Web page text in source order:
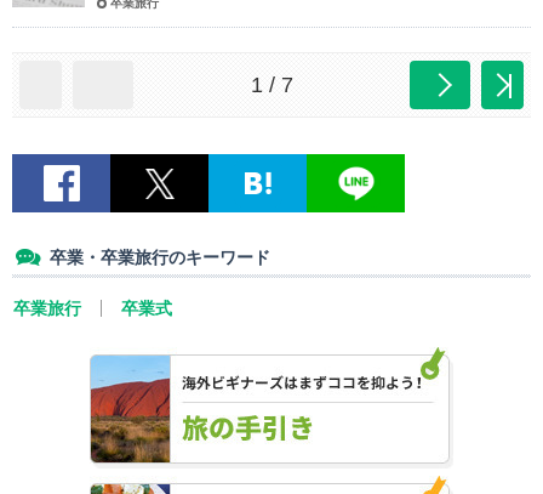
卒業旅行
1 / 7
卒業・卒業旅行のキーワード
卒業旅行 卒業式